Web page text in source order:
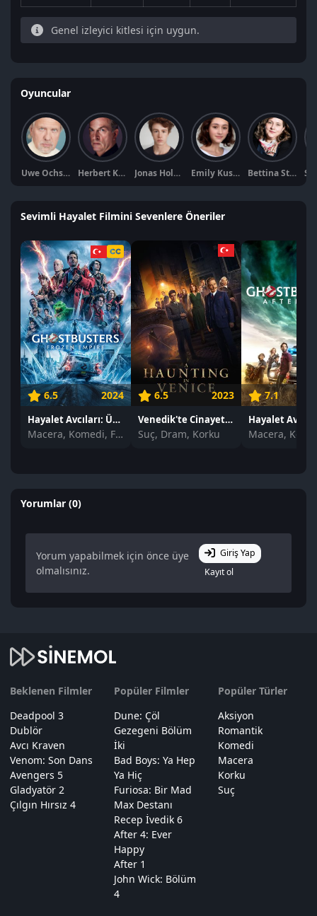
Genel izleyici kitlesi için uygun.
Oyuncular
Uwe Ochsenknecht Herbert Knaup Jonas Holdenrieder Emily Kusche Bettina Stucky
Sevimli Hayalet Filmini Sevenlere Öneriler
6.5 2024
Hayalet Avcıları: Ürperti izle
Macera, Komedi, Fantastik
6.5 2023
Venedik'te Cinayet izle
Suç, Dram, Korku
7.1
Yorumlar (0)
Yorum yapabilmek için önce üye
olmalısınız.
Giriş Yap
Kayıt ol
Beklenen Filmler
Deadpool 3
Dublör
Avcı Kraven
Venom: Son Dans
Avengers 5
Gladyatör 2
Çılgın Hırsız 4
Popüler Filmler
Dune: Çöl
Gezegeni Bölüm
İki
Bad Boys: Ya Hep
Ya Hiç
Furiosa: Bir Mad
Max Destanı
Recep İvedik 6
After 4: Ever
Happy
After 1
John Wick: Bölüm
4
Popüler Türler
Aksiyon
Romantik
Komedi
Macera
Korku
Suç